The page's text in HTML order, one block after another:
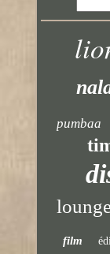
pumbaa
film